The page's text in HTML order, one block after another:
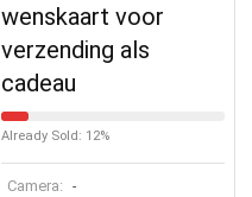
wenskaart voor
verzending als
cadeau
Already Sold: 12%
Camera: -